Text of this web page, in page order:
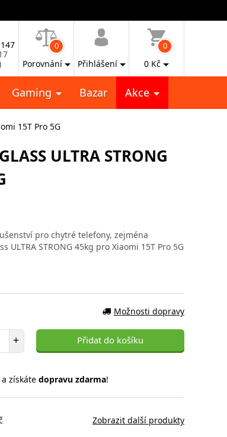
0
Porovnání Přihlášení
0
0 Kč
Gaming Bazar Akce
15T Pro 5G
ULTRA STRONG
pro chytré telefony, zejména
STRONG 45kg pro Xiaomi 15T Pro 5G
Možnosti dopravy
položek
+ Přidat do košíku
získáte dopravu zdarma!
Zobrazit další produkty